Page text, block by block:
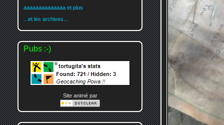
aaaaaaaaaaaaaa et plus
...et les archives...
Pubs :-)
Site animé par